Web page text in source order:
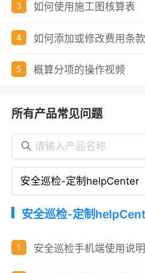
3 如何使用施工图核算表
4 如何添加或修改费用条款
5 概算分项的操作视频
所有产品常见问题
安全巡检-定制helpCenter
安全巡检-定制
1 安全巡检手机端使用说明